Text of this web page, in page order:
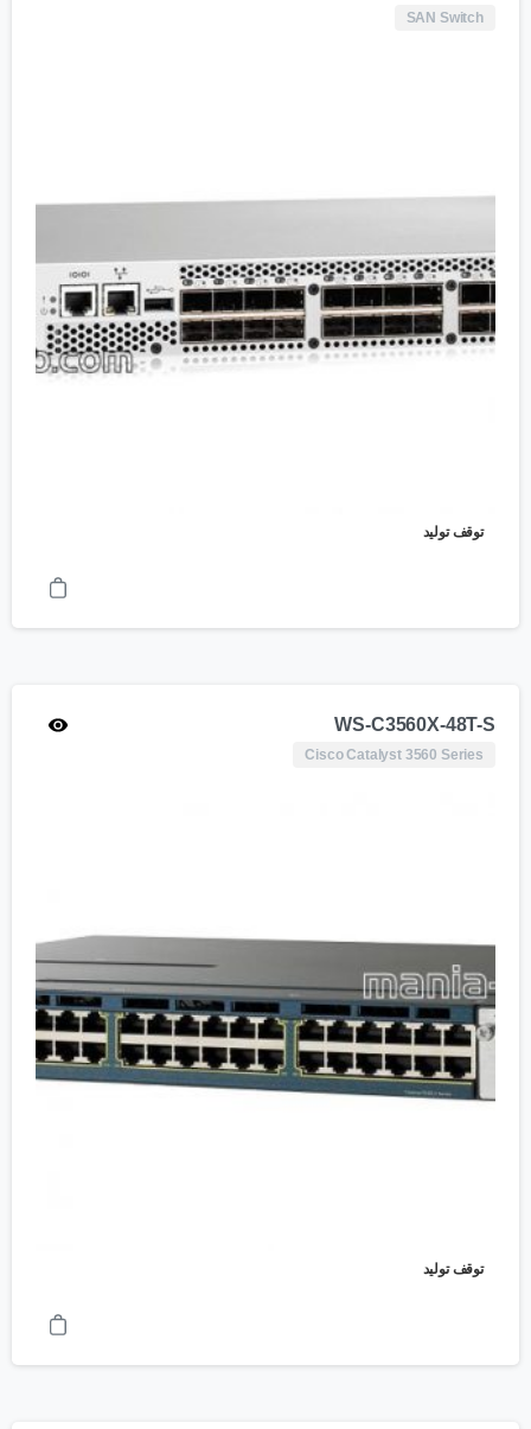
SAN Switch
توقف تولید
WS-C3560X-48T-S
Cisco Catalyst 3560 Series
توقف تولید